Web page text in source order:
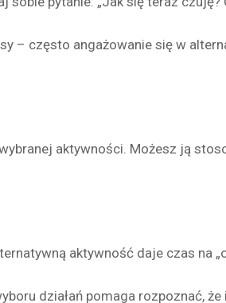
– często angażowanie się w
aktywności. Możesz ją
aktywność daje czas na
działań pomaga rozpoznać,